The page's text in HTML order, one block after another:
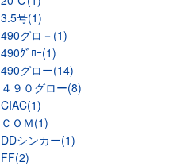
3.5号(1)
490グロ－(1)
490ｸﾞﾛｰ(1)
490グロー(14)
４９０グロー(8)
CIAC(1)
ＣＯＭ(1)
DDシンカー(1)
FF(2)